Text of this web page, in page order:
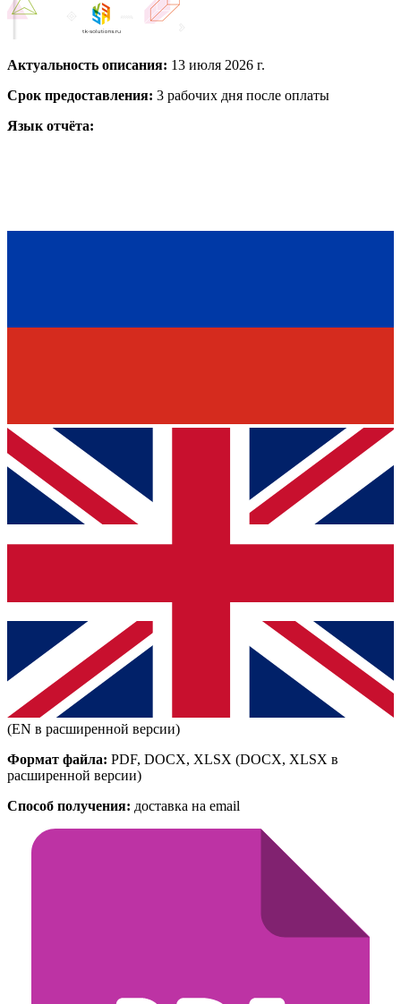
Актуальность описания: 13 июля 2026 г.
Срок предоставления: 3 рабочих дня после оплаты
Язык отчёта:
(EN в расширенной версии)
Формат файла: PDF, DOCX, XLSX (DOCX, XLSX в
расширенной версии)
Способ получения: доставка на email